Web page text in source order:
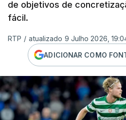
de objetivos de
fácil.
RTP / atualizado 9 Julho 2026,
ADICIONAR COMO